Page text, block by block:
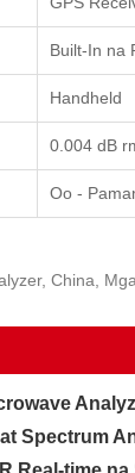
Built-In na
Handheld
0.004 dB
Oo -
China,
Spectrum